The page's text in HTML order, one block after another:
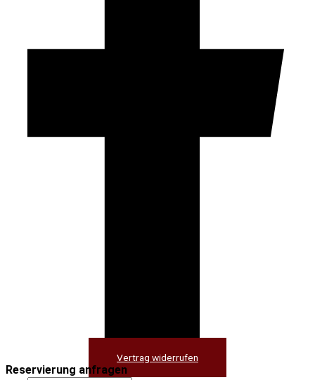
Vertrag widerrufen
Reservierung anfragen